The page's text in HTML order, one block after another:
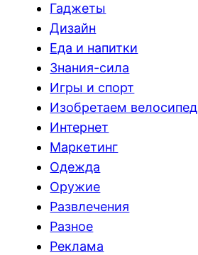
Гаджеты
Дизайн
Еда и напитки
Знания-сила
Игры и спорт
Изобретаем велосипед
Интернет
Маркетинг
Одежда
Оружие
Развлечения
Разное
Реклама